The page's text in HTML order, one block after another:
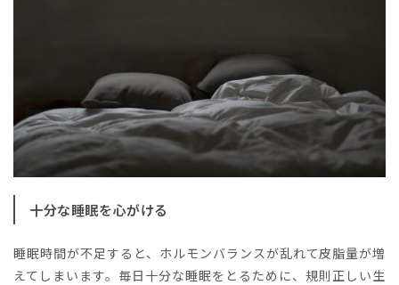
十分な睡眠を心がける
睡眠時間が不足すると、ホルモンバランスが乱れて皮脂量が増
えてしまいます。毎日十分な睡眠をとるために、規則正しい生